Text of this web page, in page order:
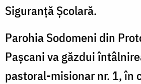
Siguranță Școlară.
Parohia Sodomeni din
Pașcani va găzdui
pastoral-misionar nr. 1, în